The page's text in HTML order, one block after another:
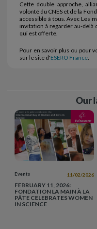
Cette double approche,
volonté du CNES et de la
accessible à tous. Avec Les
invitation à regarder au-
qui est offerte.
Pour en savoir plus ou pour
sur le site d'ESERO France.
Our
Events 11/02/2026
FEBRUARY 11, 2026:
FONDATION LA MAIN À LA
PÂTE CELEBRATES WOMEN
IN SCIENCE